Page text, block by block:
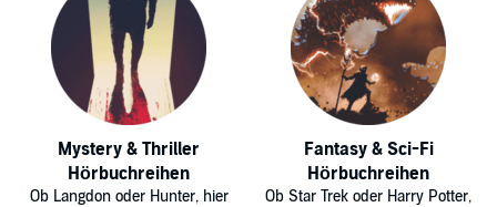
Mystery & Thriller
Hörbuchreihen
Ob Langdon oder Hunter, hier
Fantasy & Sci-Fi
Hörbuchreihen
Ob Star Trek oder Harry Potter,